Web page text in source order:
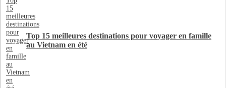
Top 15 meilleures destinations pour voyager en famille
au Vietnam en été